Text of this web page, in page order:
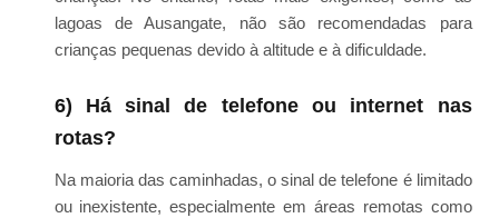
lagoas de Ausangate, não são recomendadas para
crianças pequenas devido à altitude e à dificuldade.
6) Há sinal de telefone ou internet nas
rotas?
Na maioria das caminhadas, o sinal de telefone é limitado
ou inexistente, especialmente em áreas remotas como